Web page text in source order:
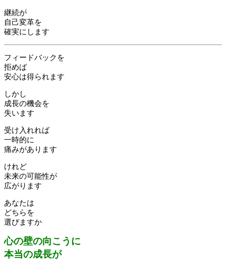
継続が
自己変革を
確実にします
フィードバックを
拒めば
安心は得られます
しかし
成長の機会を
失います
受け入れれば
一時的に
痛みがあります
けれど
未来の可能性が
広がります
あなたは
どちらを
選びますか
心の壁の向こうに
本当の成長が